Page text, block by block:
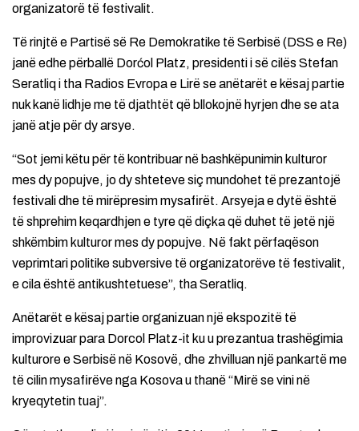
organizatorë të festivalit.
Të rinjtë e Partisë së Re Demokratike të Serbisë (DSS e Re)
janë edhe përballë Dorćol Platz, presidenti i së cilës Stefan
Seratliq i tha Radios Evropa e Lirë se anëtarët e kësaj partie
nuk kanë lidhje me të djathtët që bllokojnë hyrjen dhe se ata
janë atje për dy arsye.
“Sot jemi këtu për të kontribuar në bashkëpunimin kulturor
mes dy popujve, jo dy shteteve siç mundohet të prezantojë
festivali dhe të mirëpresim mysafirët. Arsyeja e dytë është
të shprehim keqardhjen e tyre që diçka që duhet të jetë një
shkëmbim kulturor mes dy popujve. Në fakt përfaqëson
veprimtari politike subversive të organizatorëve të festivalit,
e cila është antikushtetuese”, tha Seratliq.
Anëtarët e kësaj partie organizuan një ekspozitë të
improvizuar para Dorcol Platz-it ku u prezantua trashëgimia
kulturore e Serbisë në Kosovë, dhe zhvilluan një pankartë me
të cilin mysafirëve nga Kosova u thanë “Mirë se vini në
kryeqytetin tuaj”.